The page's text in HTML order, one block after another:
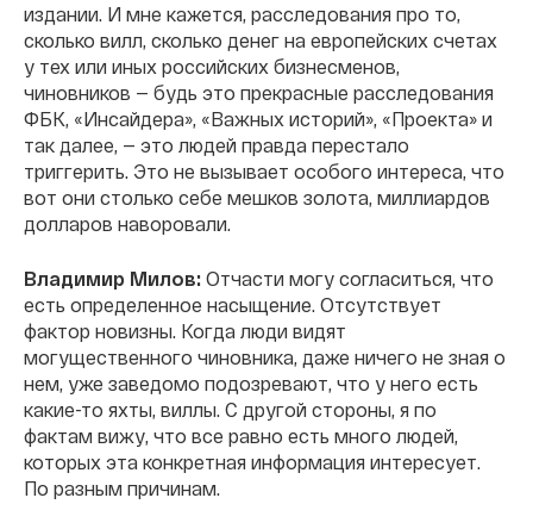
издании. И мне кажется, расследования про то,
сколько вилл, сколько денег на европейских счетах
у тех или иных российских бизнесменов,
чиновников — будь это прекрасные расследования
ФБК, «Инсайдера», «Важных историй», «Проекта» и
так далее, — это людей правда перестало
триггерить. Это не вызывает особого интереса, что
вот они столько себе мешков золота, миллиардов
долларов наворовали.
Владимир Милов: Отчасти могу согласиться, что
есть определенное насыщение. Отсутствует
фактор новизны. Когда люди видят
могущественного чиновника, даже ничего не зная о
нем, уже заведомо подозревают, что у него есть
какие-то яхты, виллы. С другой стороны, я по
фактам вижу, что все равно есть много людей,
которых эта конкретная информация интересует.
По разным причинам.